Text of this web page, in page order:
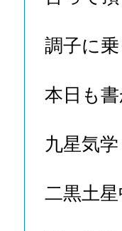
調子に
本日も
九星気学
二黒土星